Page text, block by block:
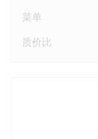
菜单
质价比